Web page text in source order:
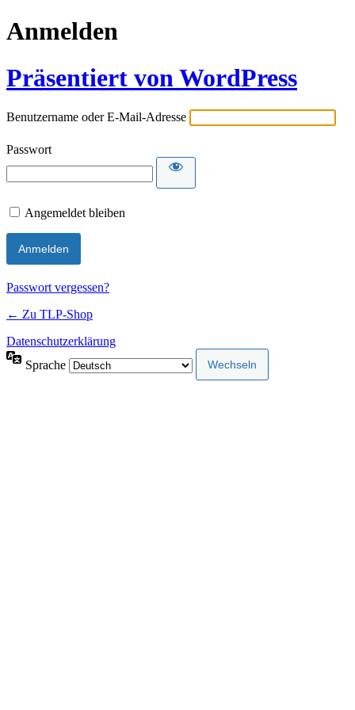
Anmelden
Präsentiert von WordPress
Benutzername oder E-Mail-Adresse
Passwort
Angemeldet bleiben
Passwort vergessen?
← Zu TLP-Shop
Datenschutzerklärung
Sprache